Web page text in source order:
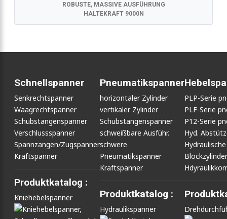
ROBUSTE, MASSIVE AUSFÜHRUNG
HALTEKRAFT 9000N
Schnellspanner
Senkrechtspanner
Waagrechtspanner
Schubstangenspanner
Verschlussspanner
Spannzangen/Zugspanner
Kraftspanner
Produktkatalog :
Kniehebelspanner
Pneumatikspanner
horizontaler Zylinder
vertikaler Zylinder
Schubstangenspanner
schweißbare Ausführ.
schwere
Pneumatikspanner
Kraftspanner
Produktkatalog :
Hydraulikspanner
PLP-Serie
PLF-Serie
P12-Serie
Hyd.
Hydraulische
Blockzylinder